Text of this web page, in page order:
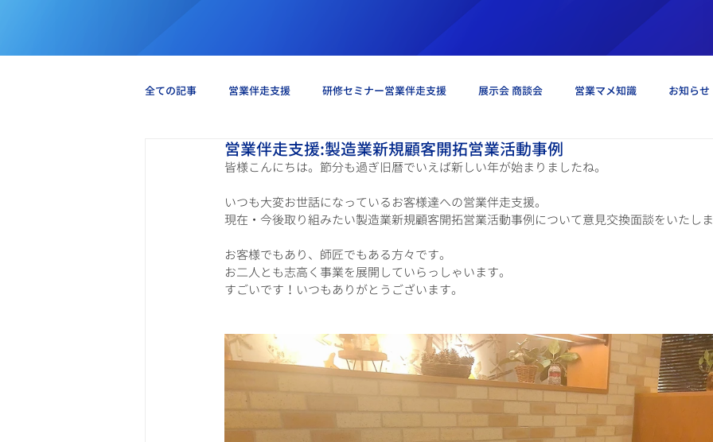
全ての記事 営業伴走支援 研修セミナー営業伴走支援 展示会 商談会 営業マメ知識 お知らせ
営業伴走支援:製造業新規顧客開拓営業活動事例
皆様こんにちは。節分も過ぎ旧暦でいえば新しい年が始まりましたね。
いつも大変お世話になっているお客様達への営業伴走支援。
現在・今後取り組みたい製造業新規顧客開拓営業活動事例について意見交換面談をいたし
お客様でもあり、師匠でもある方々です。
お二人とも志高く事業を展開していらっしゃいます。
すごいです！いつもありがとうございます。